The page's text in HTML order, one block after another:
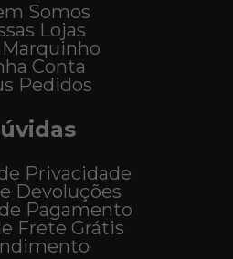
Somos
Lojas
Marquinho
Conta
Pedidos
Privacidade
Devoluções
Pagamento
Frete Grátis